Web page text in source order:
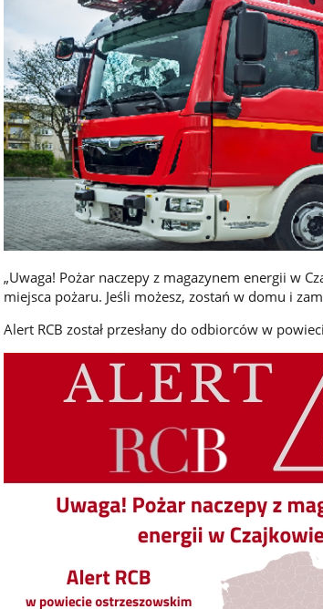
„Uwaga! Pożar naczepy z magazynem energii w
miejsca pożaru. Jeśli możesz, zostań w domu i
Alert RCB został przesłany do odbiorców w